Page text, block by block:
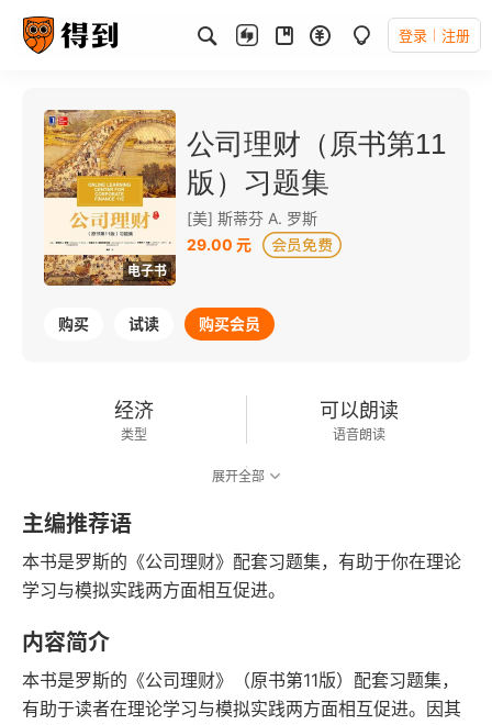
登录 注册
电子书
公司理财（原书第11
版）习题集
[美] 斯蒂芬 A. 罗斯
29.00 元
购买 试读 购买会员
经济
类型
可以朗读
语音朗读
展开全部
主编推荐语
本书是罗斯的《公司理财》配套习题集，有助于你在理论
学习与模拟实践两方面相互促进。
内容简介
本书是罗斯的《公司理财》（原书第11版）配套习题集，
有助于读者在理论学习与模拟实践两方面相互促进。因其